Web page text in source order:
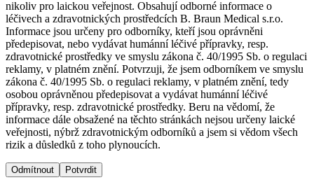
Uzavírání ran
Řešení
Terapie
Dialyzační střediska​
B. Braun Avitum poskytuje kvalitní dialyzační péči ve všech
svých střediscích v České republice. Více informací se
dozvíte na stránkách jednotlivých středisek.
Nabídky pracovních míst
Objevte své kariérní příležitosti ​v B. Braun. Vyhledejte náš trh
práce​ pro zajímavé pozice.​
Odpovědnost
Média
Kontakt
nikoliv pro laickou veřejnost. Obsahují odborné informace o
léčivech a zdravotnických prostředcích B. Braun Medical s.r.o.
Informace jsou určeny pro odborníky, kteří jsou oprávněni
předepisovat, nebo vydávat humánní léčivé přípravky, resp.
zdravotnické prostředky ve smyslu zákona č. 40/1995 Sb. o regulaci
reklamy, v platném znění. Potvrzuji, že jsem odborníkem ve smyslu
zákona č. 40/1995 Sb. o regulaci reklamy, v platném znění, tedy
osobou oprávněnou předepisovat a vydávat humánní léčivé
přípravky, resp. zdravotnické prostředky. Beru na vědomí, že
informace dále obsažené na těchto stránkách nejsou určeny laické
veřejnosti, nýbrž zdravotnickým odborníků a jsem si vědom všech
rizik a důsledků z toho plynoucích.
Odmítnout Potvrdit